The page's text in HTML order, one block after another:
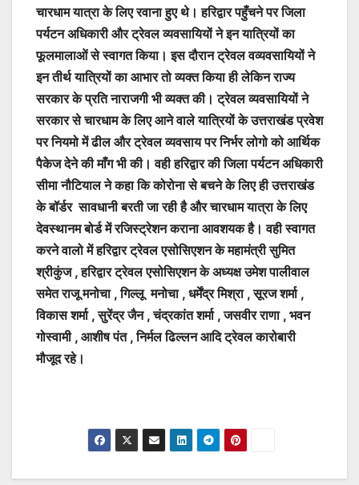
चारधाम यात्रा के लिए रवाना हुए थे। हरिद्वार पहुँचने पर जिला
पर्यटन अधिकारी और ट्रेवल व्यवसायियों ने इन यात्रियों का
फूलमालाओं से स्वागत किया। इस दौरान ट्रेवल वव्यवसायियों ने
इन तीर्थ यात्रियों का आभार तो व्यक्त किया ही लेकिन राज्य
सरकार के प्रति नाराजगी भी व्यक्त की। ट्रेवल व्यवसायियों ने
सरकार से चारधाम के लिए आने वाले यात्रियों के उत्तराखंड प्रवेश
पर नियमो में ढील और ट्रेवल व्यवसाय पर निर्भर लोगो को आर्थिक
पैकेज देने की माँग भी की। वही हरिद्वार की जिला पर्यटन अधिकारी
सीमा नौटियाल ने कहा कि कोरोना से बचने के लिए ही उत्तराखंड
के बॉर्डर सावधानी बरती जा रही है और चारधाम यात्रा के लिए
देवस्थानम बोर्ड में रजिस्ट्रेशन कराना आवशयक है। वही स्वागत
करने वालो में हरिद्वार ट्रेवल एसोसिएशन के महामंत्री सुमित
श्रीकुंज , हरिद्वार ट्रेवल एसोसिएशन के अध्यक्ष उमेश पालीवाल
समेत राजू मनोचा , गिल्लू मनोचा , धर्मेंद्र मिश्रा , सूरज शर्मा ,
विकास शर्मा , सुरेंद्र जैन , चंद्रकांत शर्मा , जसवीर राणा , भवन
गोस्वामी , आशीष पंत , निर्मल ढिल्लन आदि ट्रेवल कारोबारी
मौजूद रहे।